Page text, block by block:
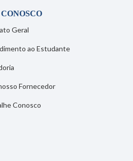
Geral
ao Estudante
Fornecedor
Conosco